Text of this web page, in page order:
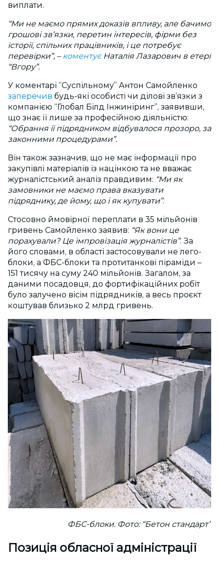
виплати.
“Ми не маємо прямих доказів впливу, але бачимо
грошові зв’язки, перетин інтересів, фірми без
історії, спільних працівників, і це потребує
перевірки”, – коментуєНаталія Лазарович в етері
“Вгору”.
У коментарі “Суспільному” Антон Самойленко
заперечив будь-які особисті чи ділові зв’язки з
компанією “Глобал Білд Інжиніринг”, заявивши,
що знає її лише за професійною діяльністю:
“Обрання її підрядником відбувалося прозоро, за
законними процедурами”.
Він також зазначив, що не має інформації про
закупівлі матеріалів із націнкою та не вважає
журналістський аналіз правдивим: “Ми як
замовники не маємо права вказувати
підряднику, де йому, що і як купувати”.
Стосовно ймовірної переплати в 35 мільйонів
гривень Самойленко заявив: “Як вони це
порахували? Це імпровізація журналістів”. За
його словами, в області застосовували не лего-
блоки, а ФБС-блоки та протитанкові піраміди –
151 тисячу на суму 240 мільйонів. Загалом, за
даними посадовця, до фортифікаційних робіт
було залучено вісім підрядників, а весь проєкт
коштував близько 2 млрд гривень.
ФБС-блоки. Фото: “Бетон стандарт”
Позиція обласної адміністрації